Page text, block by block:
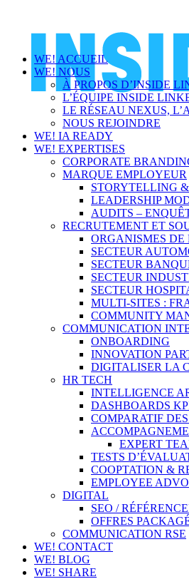
WE! ACCUEIL
WE! NOUS
À PROPOS D’INSIDE
L’ÉQUIPE INSIDE
LE RÉSEAU NEXUS,
NOUS REJOINDRE
WE! IA READY
WE! EXPERTISES
CORPORATE
MARQUE EMPLOYEUR
STORYTELLING
LEADERSHIP
AUDITS –
RECRUTEMENT ET
ORGANISMES DE
SECTEUR
SECTEUR
SECTEUR
SECTEUR
MULTI-SITES :
COMMUNITY
COMMUNICATION
ONBOARDING
INNOVATION
DIGITALISER LA
HR TECH
INTELLIGENCE
DASHBOARDS
COMPARATIF
EXPERT
TESTS
COOPTATION &
EMPLOYEE
DIGITAL
SEO /
OFFRES
COMMUNICATION RSE
WE! CONTACT
WE! BLOG
WE! SHARE